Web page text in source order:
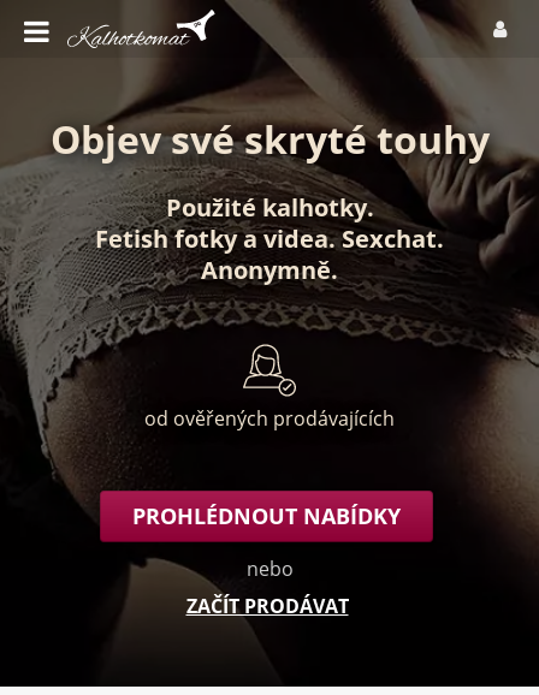
Objev své skryté touhy
Použité kalhotky.
Fetish fotkyavidea.Sexchat.
Anonymně.
od ověřených prodávajících
PROHLÉDNOUT NABÍDKY
nebo
ZAČÍT PRODÁVAT